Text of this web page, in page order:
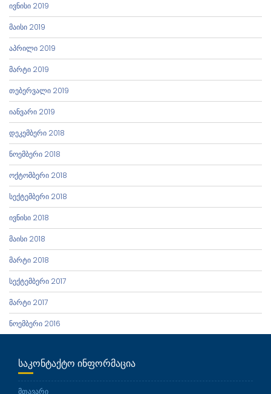
ივნისი 2019
მაისი 2019
აპრილი 2019
მარტი 2019
თებერვალი 2019
იანვარი 2019
დეკემბერი 2018
ნოემბერი 2018
ოქტომბერი 2018
სექტემბერი 2018
ივნისი 2018
მაისი 2018
მარტი 2018
სექტემბერი 2017
მარტი 2017
ნოემბერი 2016
ᲡᲐᲙᲝᲜᲢᲐᲥᲢᲝ ᲘᲜᲤᲝᲠᲛᲐᲪᲘᲐ
მთავარი